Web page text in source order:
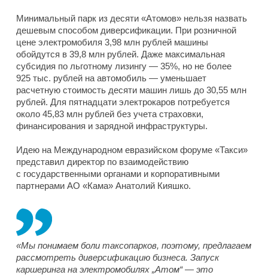
Минимальный парк из десяти «Атомов» нельзя назвать
дешевым способом диверсификации. При розничной
цене электромобиля 3,98 млн рублей машины
обойдутся в 39,8 млн рублей. Даже максимальная
субсидия по льготному лизингу — 35%, но не более
925 тыс. рублей на автомобиль — уменьшает
расчетную стоимость десяти машин лишь до 30,55 млн
рублей. Для пятнадцати электрокаров потребуется
около 45,83 млн рублей без учета страховки,
финансирования и зарядной инфраструктуры.
Идею на Международном евразийском форуме «Такси»
представил директор по взаимодействию
с государственными органами и корпоративными
партнерами АО «Кама» Анатолий Кияшко.
«Мы понимаем боли таксопарков, поэтому, предлагаем
рассмотреть диверсификацию бизнеса. Запуск
каршеринга на электромобилях „Атом“ — это